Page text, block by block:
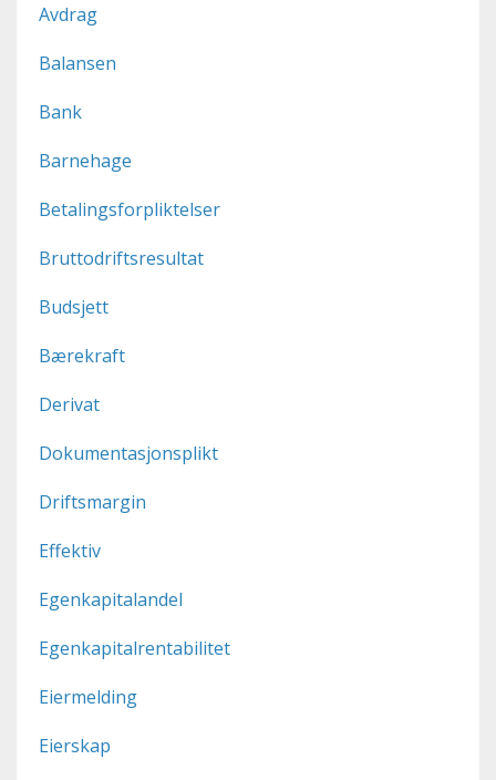
Avdrag
Balansen
Bank
Barnehage
Betalingsforpliktelser
Bruttodriftsresultat
Budsjett
Bærekraft
Derivat
Dokumentasjonsplikt
Driftsmargin
Effektiv
Egenkapitalandel
Egenkapitalrentabilitet
Eiermelding
Eierskap